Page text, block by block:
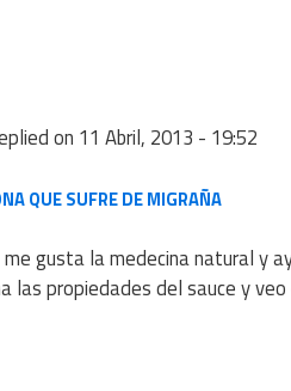
on 11 Abril, 2013 - 19:52
QUE SUFRE DE MIGRAÑA
gusta la medecina natural y
las propiedades del sauce y veo